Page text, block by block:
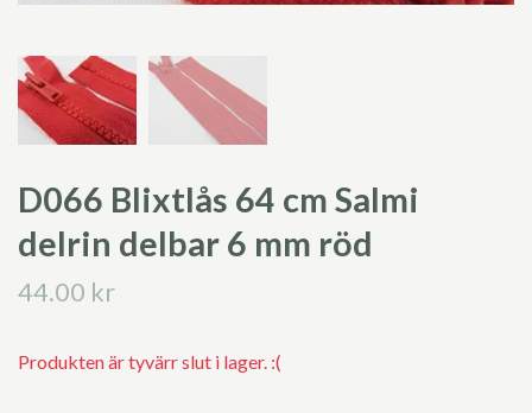
D066 Blixtlås 64 cm Salmi
delrin delbar 6 mm röd
44.00 kr
Produkten är tyvärr slut i lager. :(